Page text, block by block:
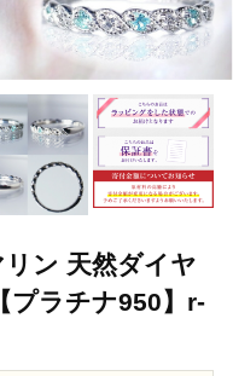
ン 天然ダイヤ
プラチナ950】r-